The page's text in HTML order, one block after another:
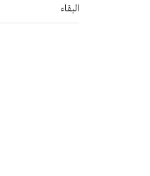
البقاء